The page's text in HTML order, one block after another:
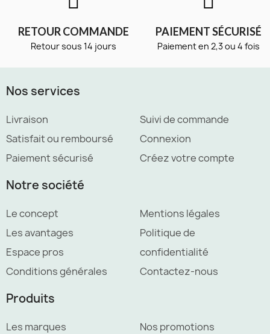
RETOUR COMMANDE
Retour sous 14 jours
PAIEMENT SÉCURISÉ
Paiement en 2,3 ou 4 fois
Nos services
Livraison
Satisfait ou remboursé
Paiement sécurisé
Suivi de commande
Connexion
Créez votre compte
Notre société
Le concept
Les avantages
Espace pros
Conditions générales
Mentions légales
Politique de
confidentialité
Contactez-nous
Produits
Les marques
Nos promotions